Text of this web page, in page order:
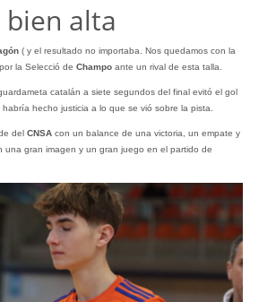
bien alta
( y el resultado no importaba. Nos quedamos con la
la Selecció de Champoante un rival de esta talla.
catalán a siete segundos del final evitó el gol
habría hecho justicia a lo que se vió sobre la pista.
del CNSAcon un balance de una victoria, un empate y
una gran imagen y un gran juego en el partido de